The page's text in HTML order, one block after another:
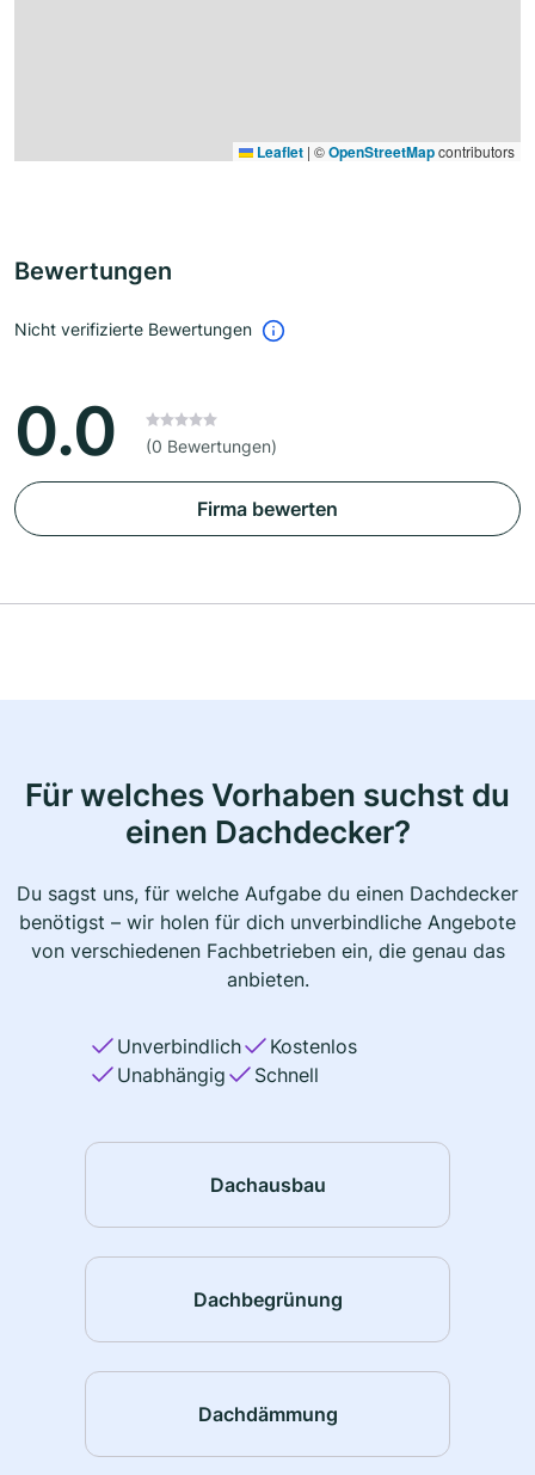
Leaflet | ©OpenStreetMapcontributors
Bewertungen
Nicht verifizierte Bewertungen
0.0 (0 Bewertungen)
Firma bewerten
Für welches Vorhaben suchst du
einen Dachdecker?
Du sagst uns, für welche Aufgabe du einen Dachdecker
benötigst – wir holen für dich unverbindliche Angebote
von verschiedenen Fachbetrieben ein, die genau das
anbieten.
Unverbindlich
Kostenlos
Unabhängig
Schnell
Dachausbau
Dachbegrünung
Dachdämmung